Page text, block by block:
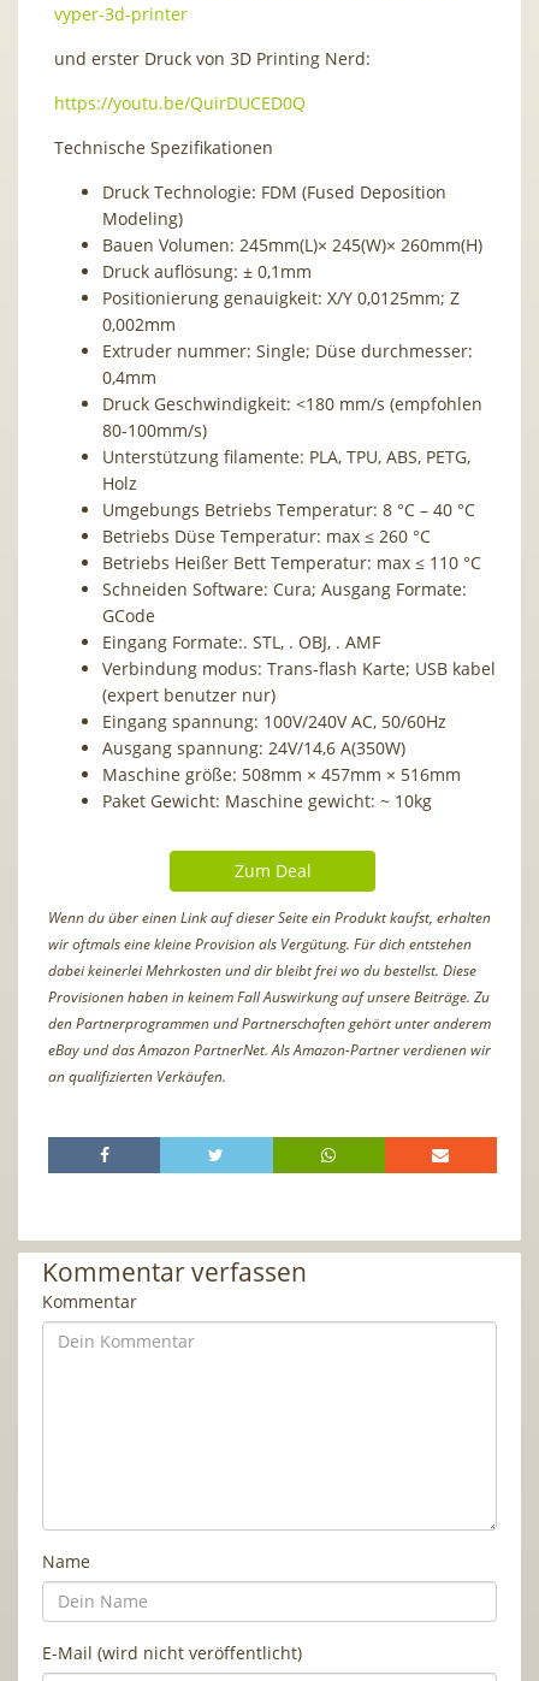
vyper-3d-printer
und erster Druck von 3D Printing Nerd:
https://youtu.be/QuirDUCED0Q
Technische Spezifikationen
Druck Technologie: FDM (Fused Deposition
Modeling)
Bauen Volumen: 245mm(L)× 245(W)× 260mm(H)
Druck auflösung: ± 0,1mm
Positionierung genauigkeit: X/Y 0,0125mm; Z
0,002mm
Extruder nummer: Single; Düse durchmesser:
0,4mm
Druck Geschwindigkeit: <180 mm/s (empfohlen
80-100mm/s)
Unterstützung filamente: PLA, TPU, ABS, PETG,
Holz
Umgebungs Betriebs Temperatur: 8 °C – 40 °C
Betriebs Düse Temperatur: max ≤ 260 °C
Betriebs Heißer Bett Temperatur: max ≤ 110 °C
Schneiden Software: Cura; Ausgang Formate:
GCode
Eingang Formate:. STL, . OBJ, . AMF
Verbindung modus: Trans-flash Karte; USB kabel
(expert benutzer nur)
Eingang spannung: 100V/240V AC, 50/60Hz
Ausgang spannung: 24V/14,6 A(350W)
Maschine größe: 508mm × 457mm × 516mm
Paket Gewicht: Maschine gewicht: ~ 10kg
Zum Deal
Wenn du über einen Link auf dieser Seite ein Produkt kaufst, erhalten
wir oftmals eine kleine Provision als Vergütung. Für dich entstehen
dabei keinerlei Mehrkosten und dir bleibt frei wo du bestellst. Diese
Provisionen haben in keinem Fall Auswirkung auf unsere Beiträge. Zu
den Partnerprogrammen und Partnerschaften gehört unter anderem
eBay und das Amazon PartnerNet. Als Amazon-Partner verdienen wir
an qualifizierten Verkäufen.
Kommentar verfassen
Kommentar
Name
E-Mail (wird nicht veröffentlicht)